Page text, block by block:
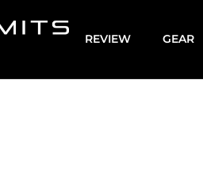
REVIEW GEAR